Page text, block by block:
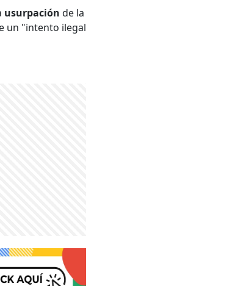
usurpación de la
un "intento ilegal